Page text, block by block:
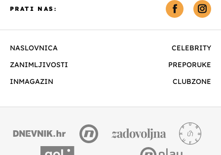
NASLOVNICA
CELEBRITY
ZANIMLJIVOSTI
PREPORUKE
INMAGAZIN
CLUBZONE
PRATI NAS: